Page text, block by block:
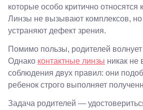
которые особо критично относятся
Линзы не вызывают комплексов,
устраняют дефект зрения.
Помимо пользы, родителей
Однако контактные линзы никак не
соблюдения двух правил: они
ребенок строго выполняет
Задача родителей —
105
Пермь,
Маршала
35
Махачкала,
пр.Имама
Шамиля,
д.24 а/1
Краснозеленых,